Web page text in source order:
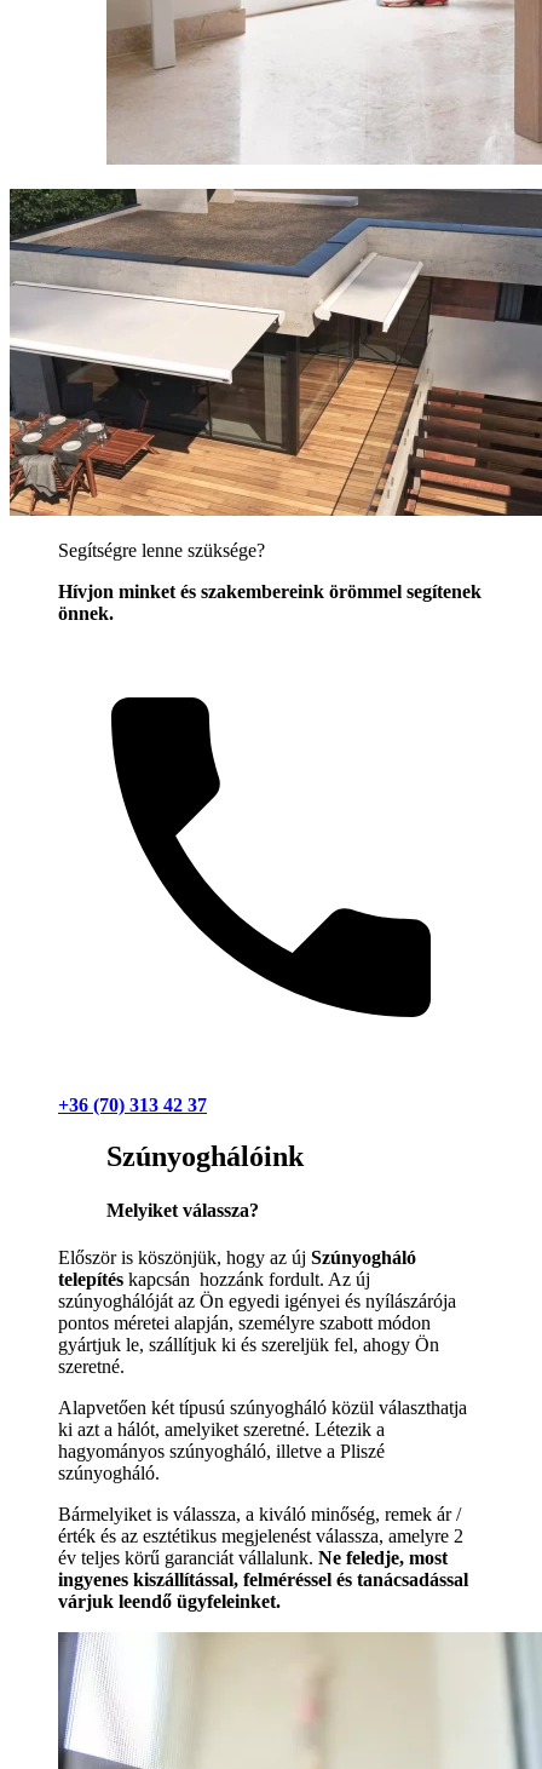
Segítségre lenne szüksége?
Hívjon minket és szakembereink örömmel segítenek
önnek.
+36 (70) 313 42 37
Szúnyoghálóink
Melyiket válassza?
Először is köszönjük, hogy az új Szúnyogháló
telepítés kapcsán hozzánk fordult. Az új
szúnyoghálóját az Ön egyedi igényei és nyílászárója
pontos méretei alapján, személyre szabott módon
gyártjuk le, szállítjuk ki és szereljük fel, ahogy Ön
szeretné.
Alapvetően két típusú szúnyogháló közül választhatja
ki azt a hálót, amelyiket szeretné. Létezik a
hagyományos szúnyogháló, illetve a Pliszé
szúnyogháló.
Bármelyiket is válassza, a kiváló minőség, remek ár /
érték és az esztétikus megjelenést válassza, amelyre 2
év teljes körű garanciát vállalunk. Ne feledje, most
ingyenes kiszállítással, felméréssel és tanácsadással
várjuk leendő ügyfeleinket.